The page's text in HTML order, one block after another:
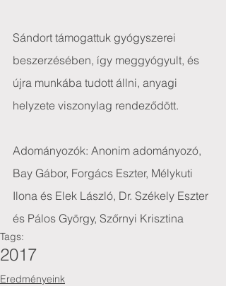
Sándort támogattuk gyógyszerei
beszerzésében, így meggyógyult, és
újra munkába tudott állni, anyagi
helyzete viszonylag rendeződött.
Adományozók: Anonim adományozó,
Bay Gábor, Forgács Eszter, Mélykuti
Ilona és Elek László, Dr. Székely Eszter
és Pálos György, Szőrnyi Krisztina
Tags:
2017
Eredményeink